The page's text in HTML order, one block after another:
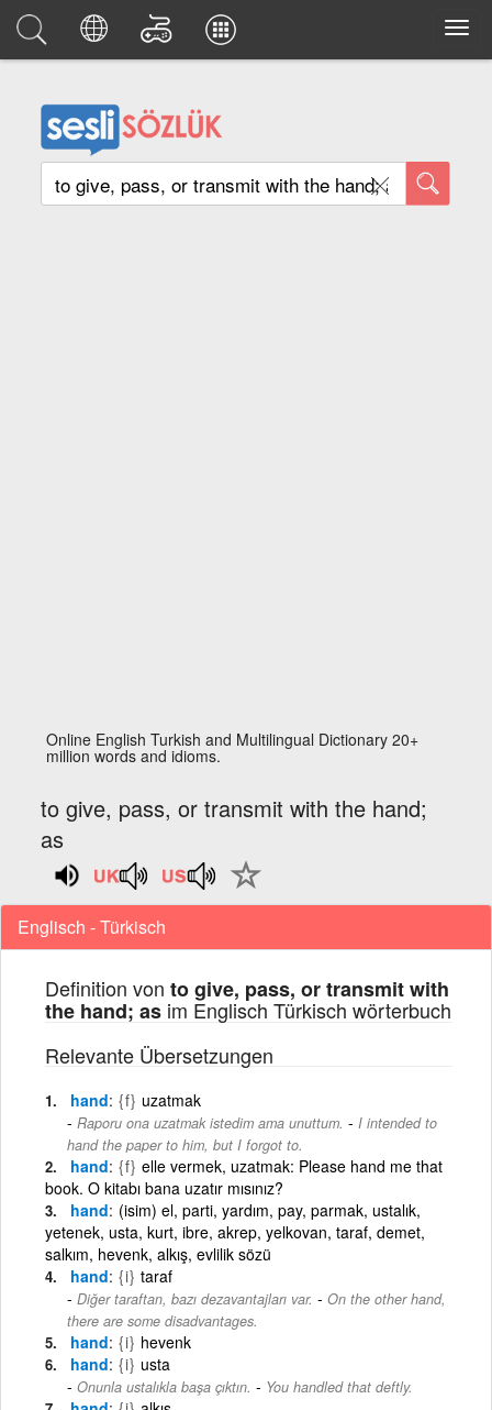
Online English Turkish and Multilingual Dictionary 20+
million words and idioms.
to give, pass, or transmit with the hand;
as
Englisch - Türkisch
Definition von to give, pass, or transmit with
the hand; as im Englisch Türkisch wörterbuch
Relevante Übersetzungen
hand {f} uzatmak
Raporu ona uzatmak istedim ama unuttum. - I intended to
hand the paper to him, but I forgot to.
hand {f} elle vermek, uzatmak: Please hand me that
book. O kitabı bana uzatır mısınız?
hand (isim) el, parti, yardım, pay, parmak, ustalık,
yetenek, usta, kurt, ibre, akrep, yelkovan, taraf, demet,
salkım, hevenk, alkış, evlilik sözü
hand {i} taraf
Diğer taraftan, bazı dezavantajları var. - On the other hand,
there are some disadvantages.
hand {i} hevenk
hand {i} usta
Onunla ustalıkla başa çıktın. - You handled that deftly.